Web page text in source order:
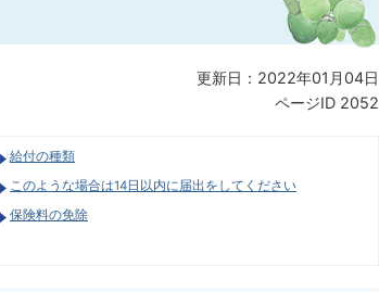
更新日：2022年01月04日
ページID 2052
給付の種類
このような場合は14日以内に届出をしてください
保険料の免除